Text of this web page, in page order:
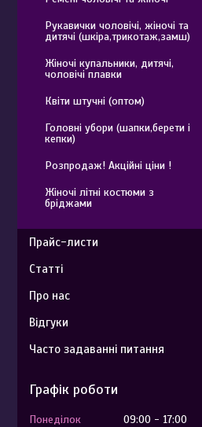
Рукавички чоловічі, жіночі та
дитячі (шкіра,трикотаж,замш)
Жіночі купальники, дитячі,
чоловічі плавки
Квіти штучні (оптом)
Головні убори (шапки,берети і
кепки)
Розпродаж! Акційні ціни !
Жіночі літні костюми з
бріджами
Прайс-листи
Статті
Про нас
Відгуки
Часто задаванні питання
Графік роботи
Понеділок 09:00
17:00